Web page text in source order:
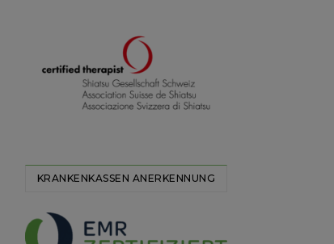
KRANKENKASSEN ANERKENNUNG